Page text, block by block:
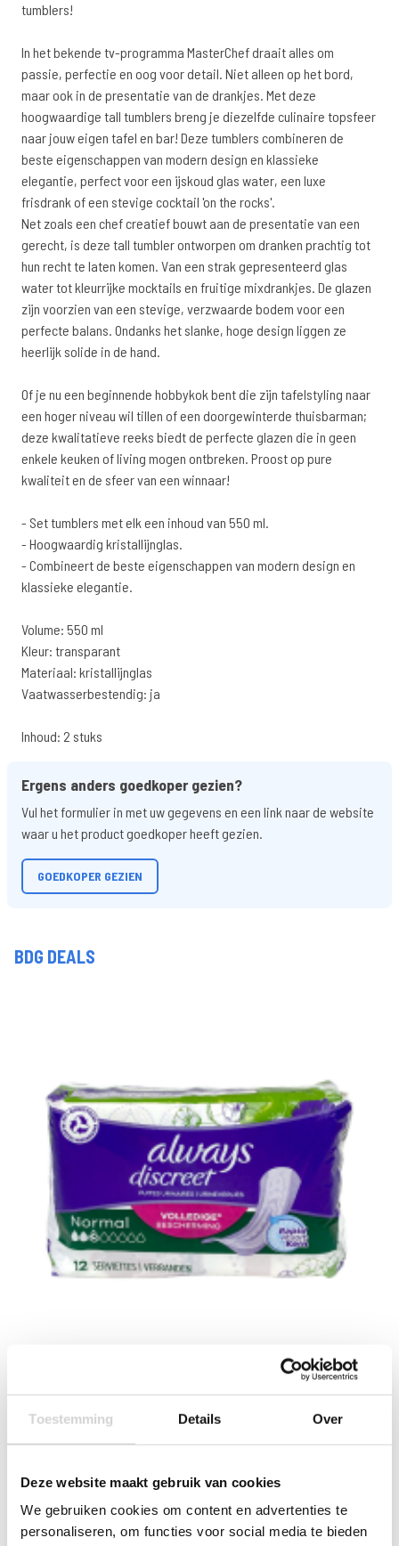
Toestemming Details Over
Deze website maakt gebruik van cookies
We gebruiken cookies om content en advertenties te
personaliseren, om functies voor social media te bieden
tumblers!
In het bekende tv-programma MasterChef draait alles om
passie, perfectie en oog voor detail. Niet alleen op het bord,
maar ook in de presentatie van de drankjes. Met deze
hoogwaardige tall tumblers breng je diezelfde culinaire topsfeer
naar jouw eigen tafel en bar! Deze tumblers combineren de
beste eigenschappen van modern design en klassieke
elegantie, perfect voor een ijskoud glas water, een luxe
frisdrank of een stevige cocktail 'on the rocks'.
Net zoals een chef creatief bouwt aan de presentatie van een
gerecht, is deze tall tumbler ontworpen om dranken prachtig tot
hun recht te laten komen. Van een strak gepresenteerd glas
water tot kleurrijke mocktails en fruitige mixdrankjes. De glazen
zijn voorzien van een stevige, verzwaarde bodem voor een
perfecte balans. Ondanks het slanke, hoge design liggen ze
heerlijk solide in de hand.
Of je nu een beginnende hobbykok bent die zijn tafelstyling naar
een hoger niveau wil tillen of een doorgewinterde thuisbarman;
deze kwalitatieve reeks biedt de perfecte glazen die in geen
enkele keuken of living mogen ontbreken. Proost op pure
kwaliteit en de sfeer van een winnaar!
- Set tumblers met elk een inhoud van 550 ml.
- Hoogwaardig kristallijnglas.
- Combineert de beste eigenschappen van modern design en
klassieke elegantie.
Volume: 550 ml
Kleur: transparant
Materiaal: kristallijnglas
Vaatwasserbestendig: ja
Inhoud: 2 stuks
Ergens anders goedkoper gezien?
Vul het formulier in met uw gegevens en een link naar de website
waar u het product goedkoper heeft gezien.
GOEDKOPER GEZIEN
BDG DEALS
Always Discreet Incontinentieverband voor Urineverlies
Op voorraad: direct leverbaar
VANAF
4.29 3